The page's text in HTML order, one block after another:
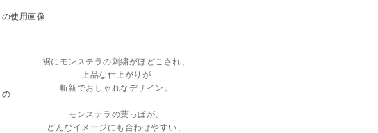
裾にモンステラの刺繍がほどこされ、
上品な仕上がりが
斬新でおしゃれなデザイン。
モンステラの葉っぱが、
どんなイメージにも合わせやすい、